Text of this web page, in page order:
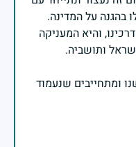
בהגנה על המדינה.
והיא המעניקה
ומתחייבים שנעמוד